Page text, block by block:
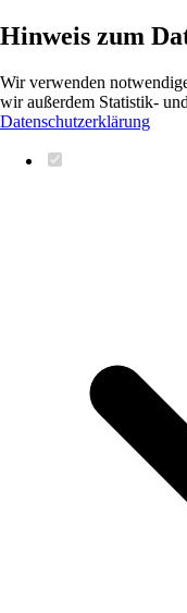
Hinweis zum
Wir verwenden
wir außerdem Statistik-
Datenschutzerklärung